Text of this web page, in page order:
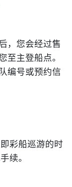
，您会经过售
至主登船点。
编号或预约信
彩船巡游的时
续。